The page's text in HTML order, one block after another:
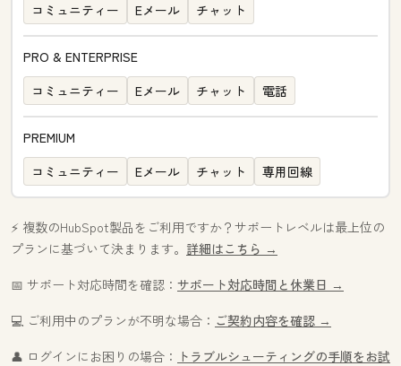
コミュニティー
Eメール チャット
PRO & ENTERPRISE
コミュニティー
Eメール チャット 電話
PREMIUM
コミュニティー
Eメール チャット 専用回線
⚡️ 複数のHubSpot製品をご利用ですか？サポートレベルは最上位の
プランに基づいて決まります。 詳細はこちら →
📅 サポート対応時間を確認： サポート対応時間と休業日 →
💻 ご利用中のプランが不明な場合： ご契約内容を確認 →
👤 ログインにお困りの場合： トラブルシューティングの手順をお試